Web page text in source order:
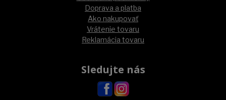
Doprava a platba
Ako nakupovať
Vrátenie tovaru
Reklamácia tovaru
Sledujte nás